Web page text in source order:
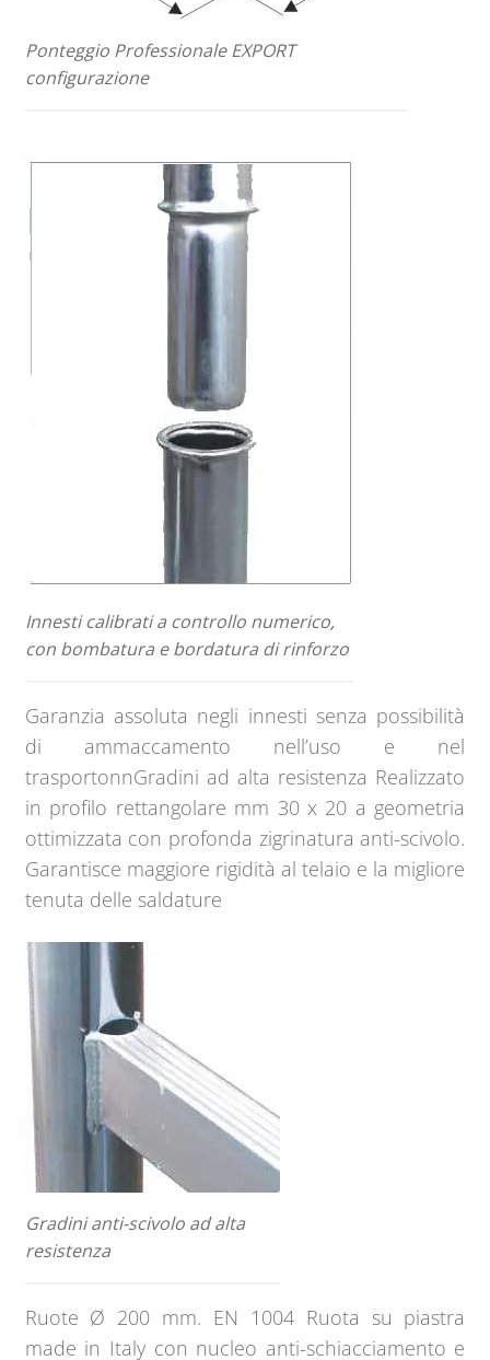
Ponteggio Professionale EXPORT
configurazione
Innesti calibrati a controllo numerico,
con bombatura e bordatura di rinforzo
Garanzia assoluta negli innesti senza possibilità
di ammaccamento nell’uso e nel
trasportonnGradini ad alta resistenza Realizzato
in profilo rettangolare mm 30 x 20 a geometria
ottimizzata con profonda zigrinatura anti-scivolo.
Garantisce maggiore rigidità al telaio e la migliore
tenuta delle saldature
Gradini anti-scivolo ad alta
resistenza
Ruote Ø 200 mm. EN 1004 Ruota su piastra
made in Italy con nucleo anti-schiacciamento e